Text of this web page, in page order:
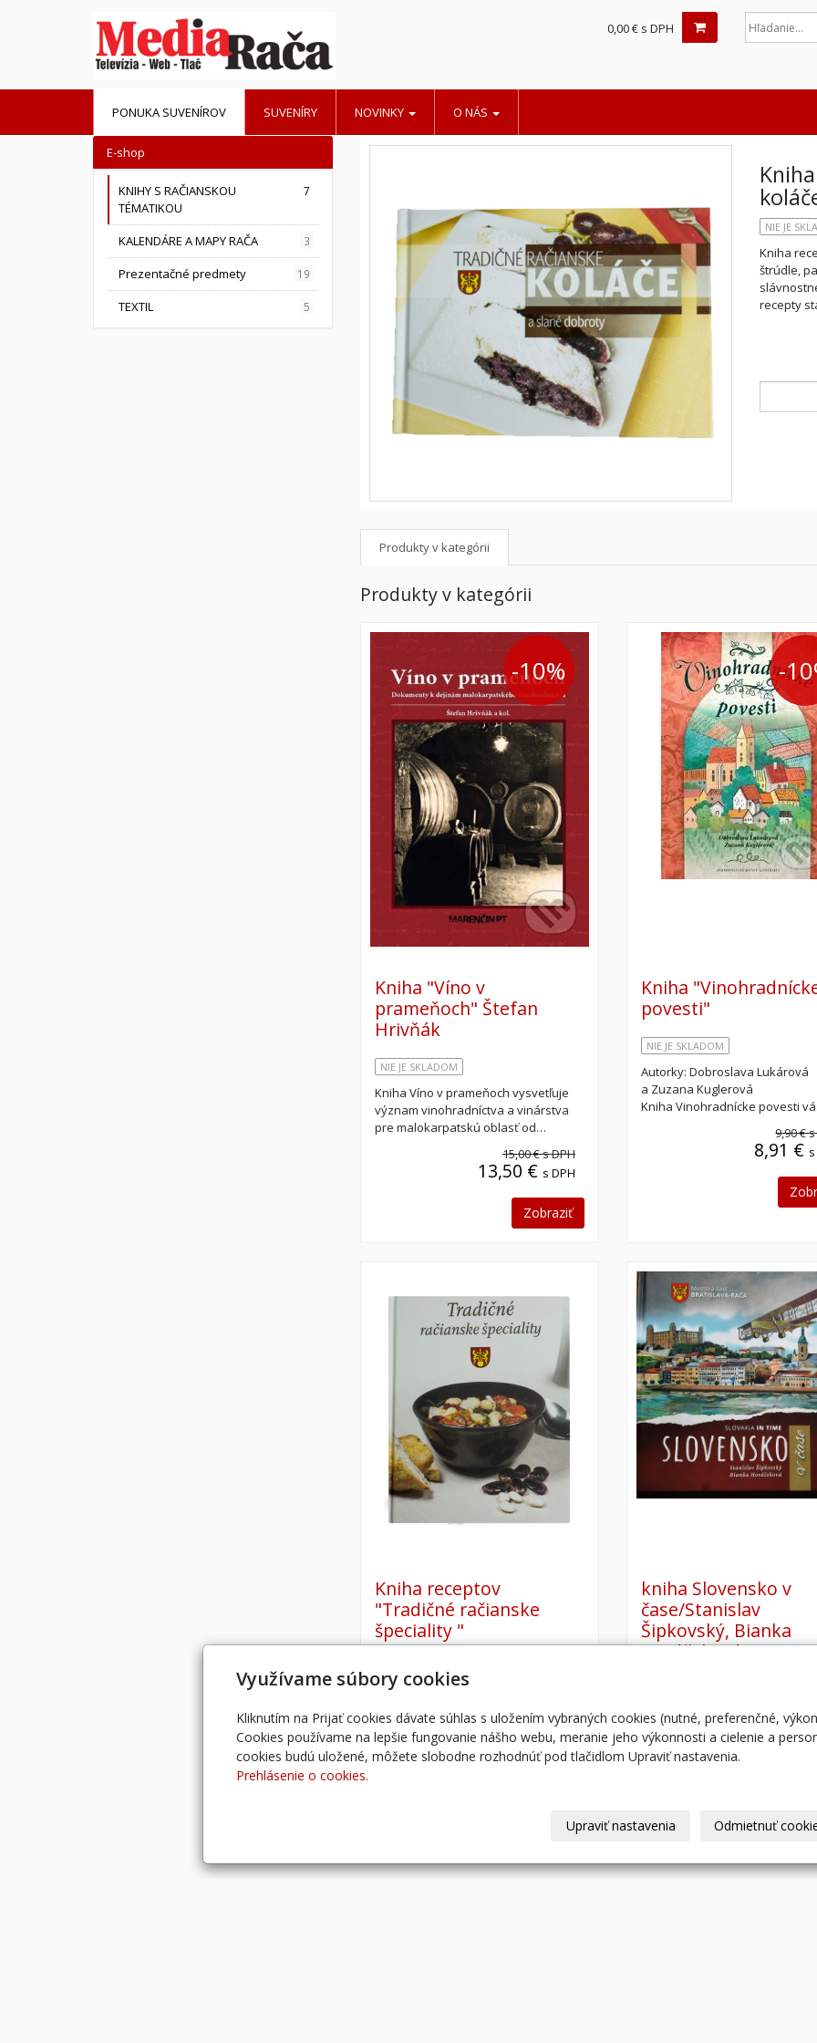
0,00 € s DPH
PONUKA SUVENÍROV SUVENÍRY NOVINKY O NÁS
NIE JE
Kniha
štrúdle,
recepty
Produkty v kategórii
Produkty v kategórii
-10%
Kniha "Víno v
prameňoch" Štefan
Hrivňák
NIE JE SKLADOM
Kniha Víno v prameňoch vysvetľuje
význam vinohradníctva a vinárstva
pre malokarpatskú oblasť od…
15,00 €s DPH
13,50 € s DPH
Zobraziť
-
Kniha
povesti"
NIE JE SKLADOM
Autorky: Dobroslava Lukárová
a Zuzana Kuglerová
Kniha Vinohradnícke povesti
9,90 €
8,91 €
Kniha receptov
"Tradičné račianske
špeciality "
Kniha receptov obsahuje klasické
recepty tradičných domácich jedál -
...inšpirácie na…
7,00 €s DPH
kniha Slovensko v
čase/Stanislav
Šipkovský, Bianka
Horáčeková
Stručný prierez
dejinami Slovenska
bohatými ilustráciami. V
E-shop
KNIHY S RAČIANSKOU
TÉMATIKOU
7
KALENDÁRE A MAPY RAČA 3
Prezentačné predmety 19
TEXTIL 5
Využívame súbory cookies
Kliknutím na Prijať cookies dávate súhlas s uložením vybraných cookies (nutné, preferenčné,
Cookies používame na lepšie fungovanie nášho webu, meranie jeho výkonnosti a cielenie a
cookies budú uložené, môžete slobodne rozhodnúť pod tlačidlom Upraviť nastavenia.
Prehlásenie o cookies.
Upraviť nastavenia Odmietnuť